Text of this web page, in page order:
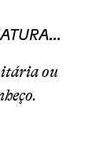
ou